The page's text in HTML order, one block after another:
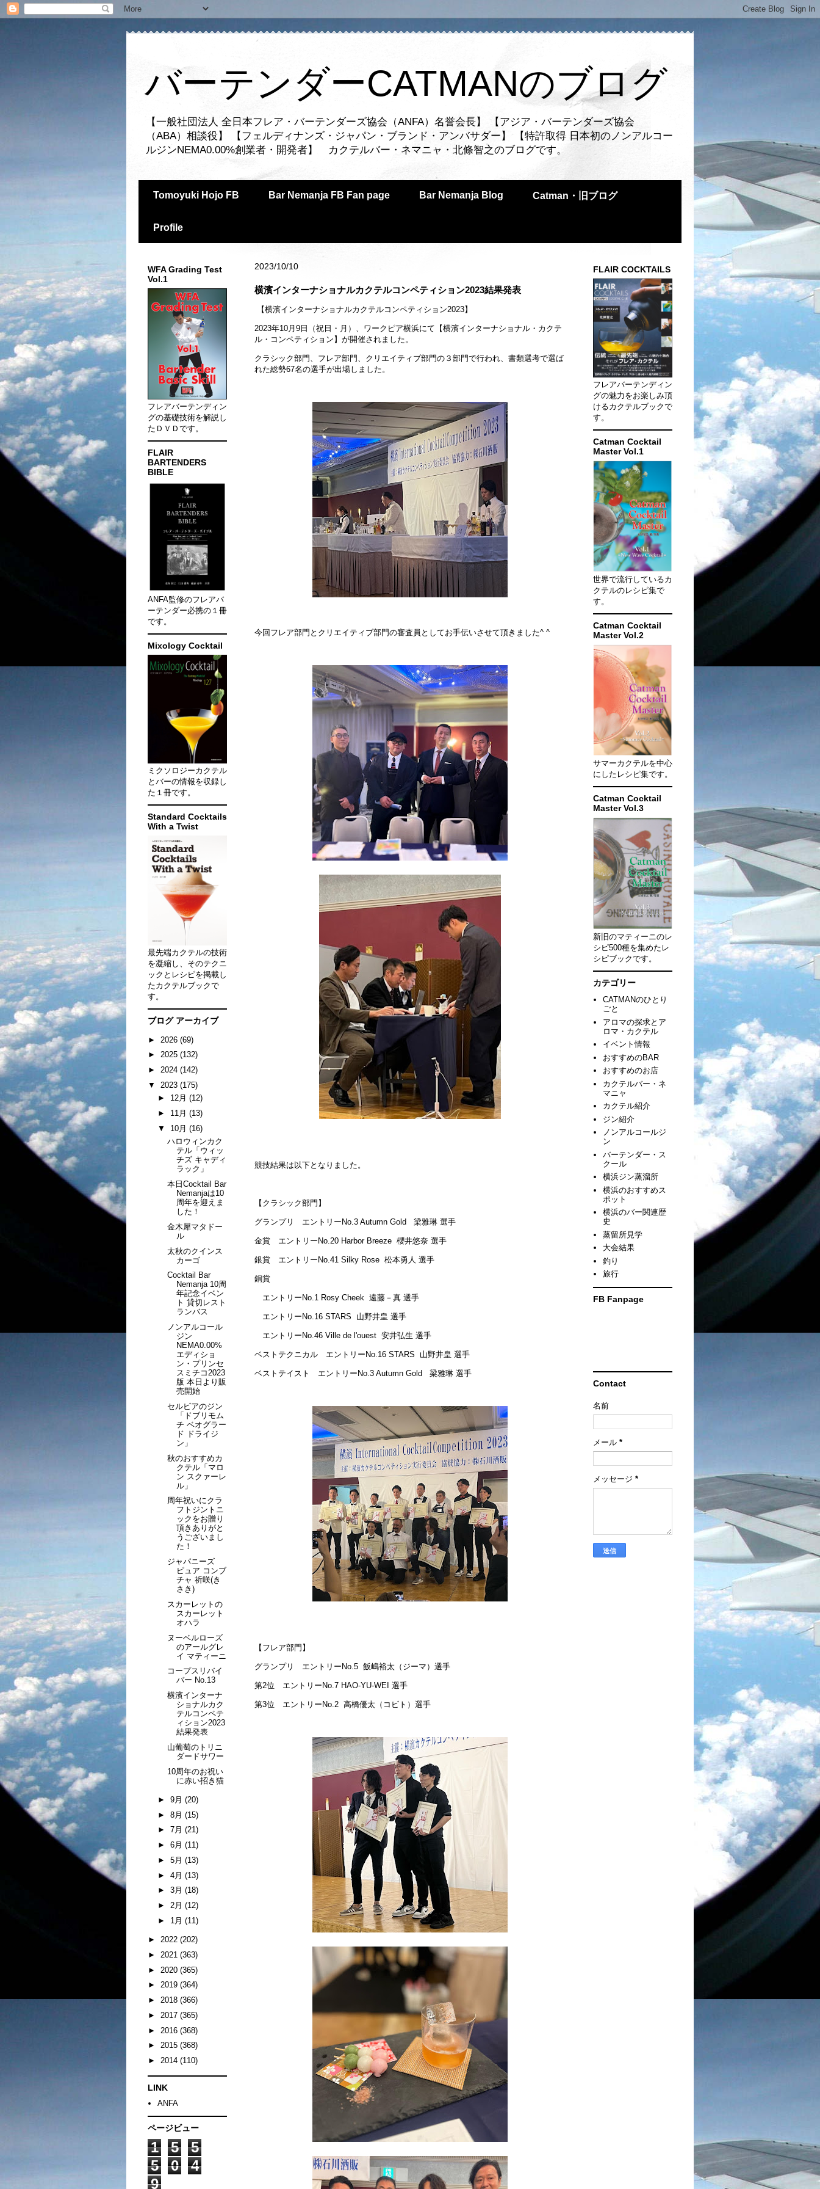
バーテンダーCATMANのブログ
【一般社団法人 全日本フレア・バーテンダーズ協会（ANFA）名誉会長】 【アジア・バーテンダーズ協会
（ABA）相談役】 【フェルディナンズ・ジャパン・ブランド・アンバサダー】 【特許取得 日本初のノンアルコー
ルジンNEMA0.00%創業者・開発者】 カクテルバー・ネマニャ・北條智之のブログです。
Tomoyuki Hojo FB Bar Nemanja FB Fan page Bar Nemanja Blog Catman・旧ブログ
Profile
2023/10/10
横濱インターナショナルカクテルコンペティション2023結果発表
【横濱インターナショナルカクテルコンペティション2023】
2023年10月9日（祝日・月）、ワークピア横浜にて【横濱インターナショナル・カクテ
ル・コンペティション】が開催されました。
クラシック部門、フレア部門、クリエイティブ部門の３部門で行われ、書類選考で選ば
れた総勢67名の選手が出場しました。
今回フレア部門とクリエイティブ部門の審査員としてお手伝いさせて頂きました^ ^
競技結果は以下となりました。
【クラシック部門】
グランプリ エントリーNo.3 Autumn Gold 梁雅琳 選手
金賞 エントリーNo.20 Harbor Breeze 櫻井悠奈 選手
銀賞 エントリーNo.41 Silky Rose 松本勇人 選手
銅賞
エントリーNo.1 Rosy Cheek 遠藤－真 選手
エントリーNo.16 STARS 山野井皇 選手
エントリーNo.46 Ville de l'ouest 安井弘生 選手
ベストテクニカル エントリーNo.16 STARS 山野井皇 選手
ベストテイスト エントリーNo.3 Autumn Gold 梁雅琳 選手
【フレア部門】
グランプリ エントリーNo.5 飯嶋裕太（ジーマ）選手
第2位 エントリーNo.7 HAO-YU-WEI 選手
第3位 エントリーNo.2 高橋優太（コビト）選手
WFA Grading Test
Vol.1
フレアバーテンディン
グの基礎技術を解説し
たＤＶＤです。
FLAIR
BARTENDERS
BIBLE
ANFA監修のフレアバ
ーテンダー必携の１冊
です。
Mixology Cocktail
ミクソロジーカクテル
とバーの情報を収録し
た１冊です。
Standard Cocktails
With a Twist
最先端カクテルの技術
を凝縮し、そのテクニ
ックとレシピを掲載し
たカクテルブックで
す。
ブログ アーカイブ
► 2026 (69)
► 2025 (132)
► 2024 (142)
▼ 2023 (175)
► 12月 (12)
► 11月 (13)
▼ 10月 (16)
ハロウィンカク
テル「ウィッ
チズ キャディ
ラック」
本日Cocktail Bar
Nemanjaは10
周年を迎えま
した！
金木犀マタドー
ル
太秋のクインス
カーゴ
Cocktail Bar
Nemanja 10周
年記念イベン
ト 貸切レスト
ランバス
ノンアルコール
ジン
NEMA0.00%
エディショ
ン・プリンセ
スミチコ2023
版 本日より販
売開始
セルビアのジン
「ドブリモム
チ ベオグラー
ド ドライジ
ン」
秋のおすすめカ
クテル「マロ
ン スクァーレ
ル」
周年祝いにクラ
フトジントニ
ックをお贈り
頂きありがと
うございまし
た！
ジャパニーズ
ピュア コンブ
チャ 祈咲(き
さき)
スカーレットの
スカーレット
オハラ
ヌーベルローズ
のアールグレ
イ マティーニ
コープスリバイ
バー No.13
横濱インターナ
ショナルカク
テルコンペテ
ィション2023
結果発表
山葡萄のトリニ
ダードサワー
10周年のお祝い
に赤い招き猫
► 9月 (20)
► 8月 (15)
► 7月 (21)
► 6月 (11)
► 5月 (13)
► 4月 (13)
► 3月 (18)
► 2月 (12)
► 1月 (11)
► 2022 (202)
► 2021 (363)
► 2020 (365)
► 2019 (364)
► 2018 (366)
► 2017 (365)
► 2016 (368)
► 2015 (368)
► 2014 (110)
LINK
ANFA
ページビュー
1 5
5
5
0
4
9
FLAIR COCKTAILS
フレアバーテンディン
グの魅力をお楽しみ頂
けるカクテルブックで
す。
Catman Cocktail
Master Vol.1
世界で流行しているカ
クテルのレシピ集で
す。
Catman Cocktail
Master Vol.2
サマーカクテルを中心
にしたレシピ集です。
Catman Cocktail
Master Vol.3
新旧のマティーニのレ
シピ500種を集めたレ
シピブックです。
カテゴリー
CATMANのひとり
ごと
アロマの探求とア
ロマ・カクテル
イベント情報
おすすめのBAR
おすすめのお店
カクテルバー・ネ
マニャ
カクテル紹介
ジン紹介
ノンアルコールジ
ン
バーテンダー・ス
クール
横浜ジン蒸溜所
横浜のおすすめス
ポット
横浜のバー関連歴
史
蒸留所見学
大会結果
釣り
旅行
FB Fanpage
Contact
名前
メール *
メッセージ *